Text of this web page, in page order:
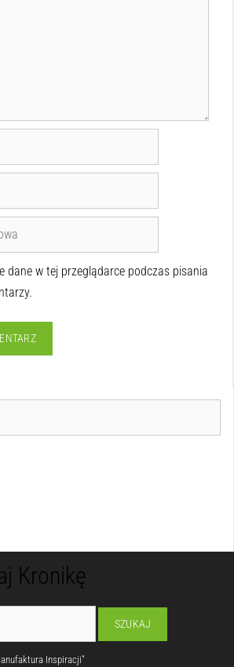
dane w tej przeglądarce podczas pisania
Kronikę
Inspiracji"